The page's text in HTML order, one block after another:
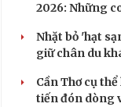
2026: Những
Nhặt bỏ 'hạt
giữ chân du
Cần Thơ cụ
tiến đón dòng